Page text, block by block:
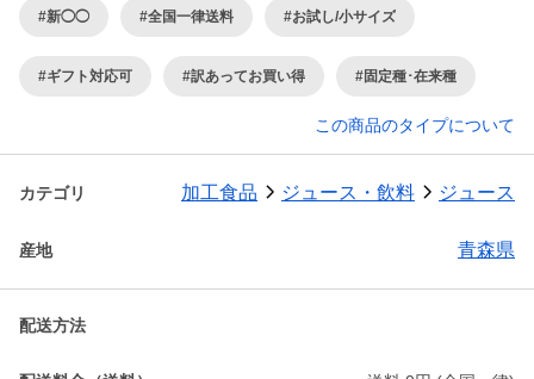
#新◯◯ #全国一律送料 #お試し/小サイズ
#ギフト対応可 #訳あってお買い得 #固定種･在来種
この商品のタイプについて
カテゴリ 加工食品 ジュース・飲料 ジュース
産地 青森県
配送方法